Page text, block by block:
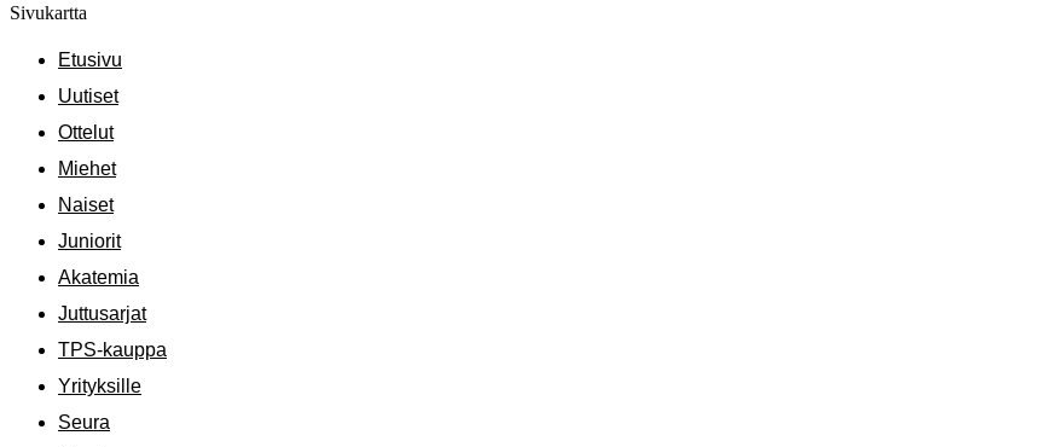
Sivukartta
Etusivu
Uutiset
Ottelut
Miehet
Naiset
Juniorit
Akatemia
Juttusarjat
TPS-kauppa
Yrityksille
Seura